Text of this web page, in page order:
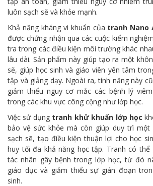
luôn sạch sẽ và khỏe mạnh.
Khả năng kháng vi khuẩn của tranh Nano
được chứng nhận qua các cuộc kiểm
tra trong các điều kiện môi trường khác
lâu dài. Sản phẩm này giúp tạo ra một
sẽ, giúp học sinh và giáo viên yên tâm
tập và giảng dạy. Ngoài ra, tính năng này
giảm thiểu nguy cơ mắc các bệnh lý
trong các khu vực công cộng như lớp học.
Việc sử dụng tranh khử khuẩn lớp học
bảo vệ sức khỏe mà còn giúp duy trì một
sạch sẽ, tạo điều kiện thuận lợi cho học
huy tối đa khả năng học tập. Tranh có thể
tác nhân gây bệnh trong lớp học, từ đó
giáo dục và giảm thiểu sự gián đoạn
sinh.